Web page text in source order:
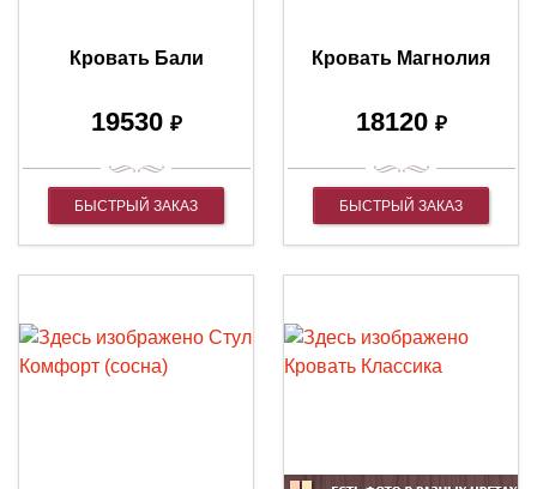
Кровать Бали
19530 ₽
БЫСТРЫЙ ЗАКАЗ
Кровать Магнолия
18120 ₽
БЫСТРЫЙ ЗАКАЗ